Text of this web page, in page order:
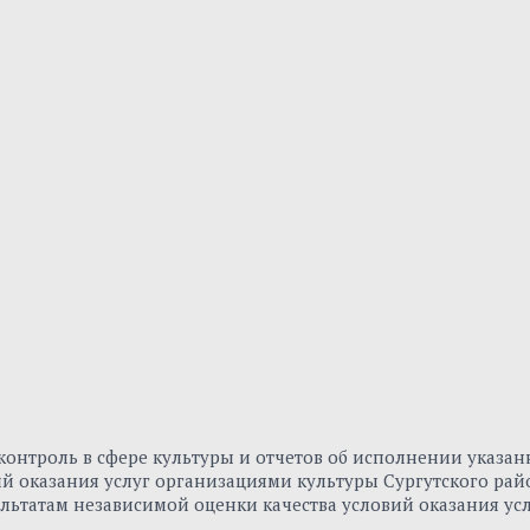
в сфере культуры и отчетов об исполнении
оказания услуг организациями культуры Сургутского
независимой оценки качества условий оказания